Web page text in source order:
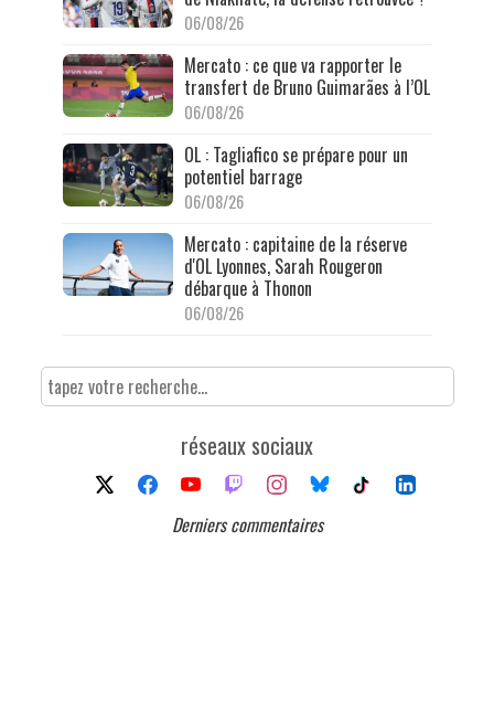
06/08/26
Mercato : ce que va rapporter le
transfert de Bruno Guimarães à l’OL
06/08/26
OL : Tagliafico se prépare pour un
potentiel barrage
06/08/26
Mercato : capitaine de la réserve
d'OL Lyonnes, Sarah Rougeron
débarque à Thonon
06/08/26
réseaux sociaux
Derniers commentaires